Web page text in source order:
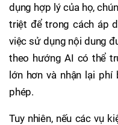
dụng hợp lý của họ,
triệt để trong cách áp
việc sử dụng nội dung
theo hướng AI có thể
lớn hơn và nhận lại phí
phép.
Tuy nhiên, nếu các vụ